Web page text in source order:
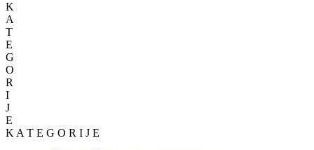
K
A
T
E
G
O
R
I
J
E
K A T E G O R I J E